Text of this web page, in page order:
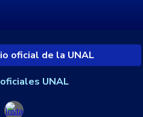
oficial de la UNAL
UNAL